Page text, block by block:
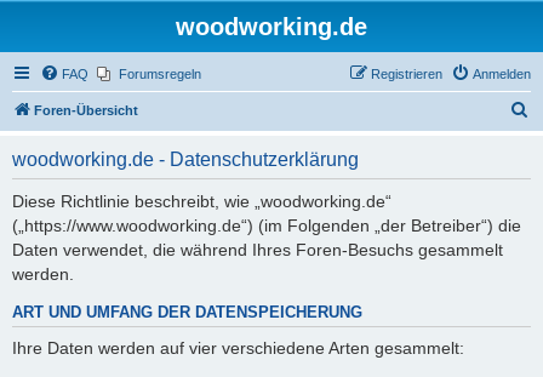
woodworking.de
FAQ Forumsregeln Anmelden
Registrieren
Foren-Übersicht
woodworking.de - Datenschutzerklärung
Diese Richtlinie beschreibt, wie „woodworking.de“
(„https://www.woodworking.de“) (im Folgenden „der Betreiber“) die
Daten verwendet, die während Ihres Foren-Besuchs gesammelt
werden.
ART UND UMFANG DER DATENSPEICHERUNG
Ihre Daten werden auf vier verschiedene Arten gesammelt: